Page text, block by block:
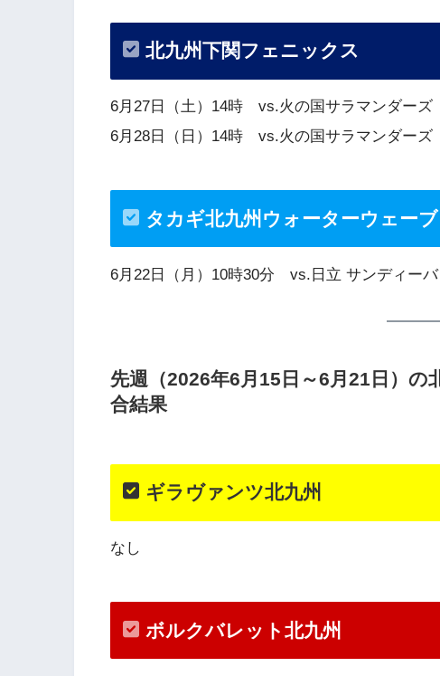
北九州下関フェニックス
6月27日（土）14時 vs.火の国サラマンダー
6月28日（日）14時 vs.火の国サラマンダー
タカギ北九州ウォーターウェーブ
6月22日（月）10時30分 vs.日立 サンディー
先週（2026年6月15日～6月21日）
合結果
ギラヴァンツ北九州
なし
ボルクバレット北九州